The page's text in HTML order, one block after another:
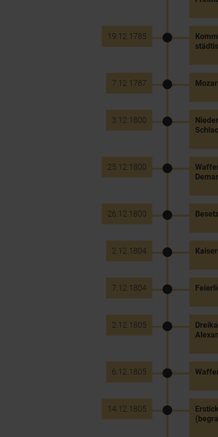
19.12.1785
7.12.1787
3.12.1800
25.12.1800
26.12.1800
2.12.1804
7.12.1804
2.12.1805
6.12.1805
14.12.1805